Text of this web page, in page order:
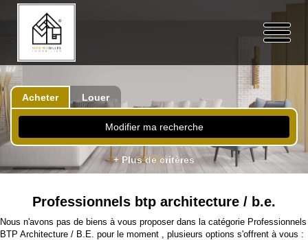
Acheter Louer
Modifier ma recherche
+ Plus de critères
Professionnels btp architecture / b.e.
Nous n'avons pas de biens à vous proposer dans la catégorie Professionnels
BTP Architecture / B.E. pour le moment , plusieurs options s'offrent à vous :